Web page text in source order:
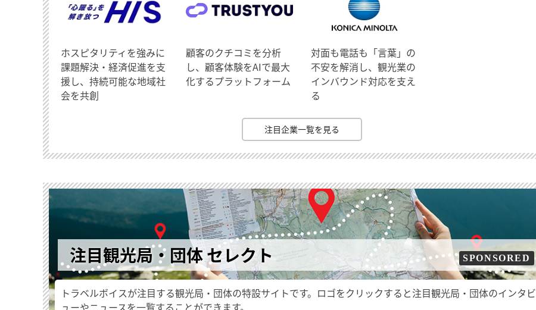
ホスピタリティを強みに
課題解決・経済促進を支
援し、持続可能な地域社
会を共創
顧客のクチコミを分析
し、顧客体験をAIで最大
化するプラットフォーム
対面も電話も「言葉」の
不安を解消し、観光業の
インバウンド対応を支え
る
注目企業一覧を見る
注目観光局・団体 セレクト SPONSORED
トラベルボイスが注目する観光局・団体の特設サイトです。ロゴをクリックすると注目観光局・団体のインタビ